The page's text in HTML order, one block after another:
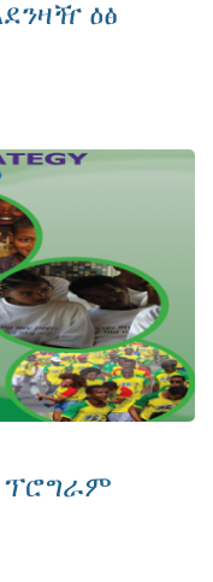
ዕፅ
ፕሮግራም